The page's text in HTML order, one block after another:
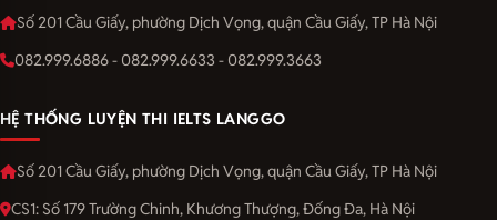
Số 201 Cầu Giấy, phường Dịch Vọng, quận Cầu Giấy, TP Hà Nội
082.999.6886 - 082.999.6633 - 082.999.3663
HỆ THỐNG LUYỆN THI IELTS LANGGO
Số 201 Cầu Giấy, phường Dịch Vọng, quận Cầu Giấy, TP Hà Nội
CS1: Số 179 Trường Chinh, Khương Thượng, Đống Đa, Hà Nội